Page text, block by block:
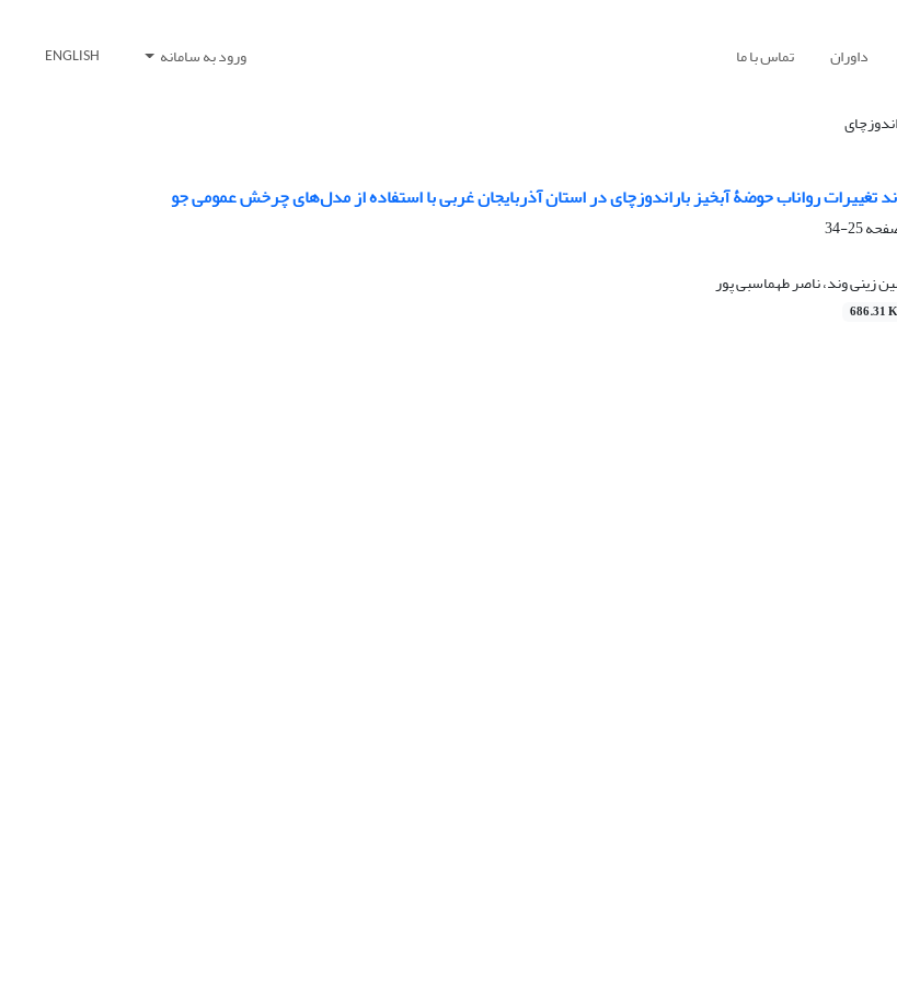
داوران تماس با ما ورود به سامانه ENGLISH
تغییرات رواناب حوضۀ آبخیز باراندوزچای در استان آذربایجان غربی با استفاده از مدل‌های چرخش عمومی جو
25-34
زینی وند، ناصر طهماسبی پور
686.31 K